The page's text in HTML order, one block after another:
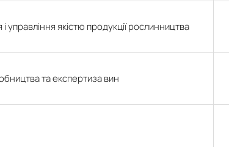
управління якістю продукції рослинництва
та експертиза вин